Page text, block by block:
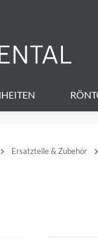
Ersatzteile & Zubehör